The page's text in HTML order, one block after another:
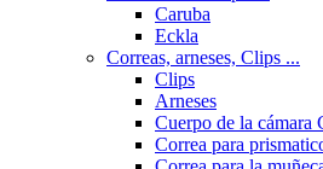
Caruba
Eckla
Correas, arneses, Clips ...
Clips
Arneses
Cuerpo de la cámara
Correa para